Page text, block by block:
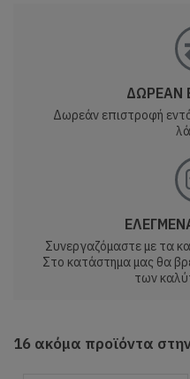
ΔΩΡΕΑΝ
Δωρεάν επιστροφή
Συνεργαζόμαστε με τα
Στο κατάστημα μας θα
των
16 ακόμα προϊόντα